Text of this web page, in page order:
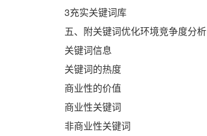
3充实关键词库
五、附关键词优化环境竞争度分析
关键词信息
关键词的热度
商业性的价值
商业性关键词
非商业性关键词